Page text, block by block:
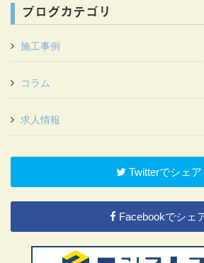
ブログカテゴリ
施工事例
コラム
求人情報
Twitterでシェア
Facebookでシェ